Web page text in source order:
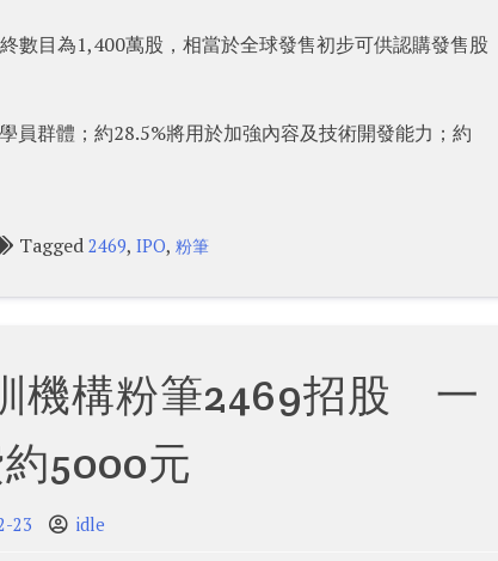
數目為1,400萬股，相當於全球發售初步可供認購發售股
員群體；約28.5%將用於加強內容及技術開發能力；約
Tagged 2469, IPO, 粉筆
機構粉筆2469招股 一
5000元
23 idle